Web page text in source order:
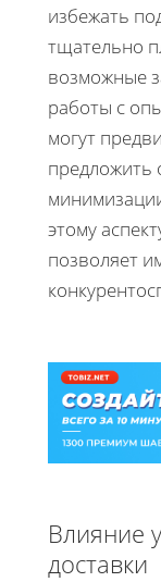
избежать
тщательно
возможные
работы с
могут
предложить
этому
позволяет
Влияние
доставки